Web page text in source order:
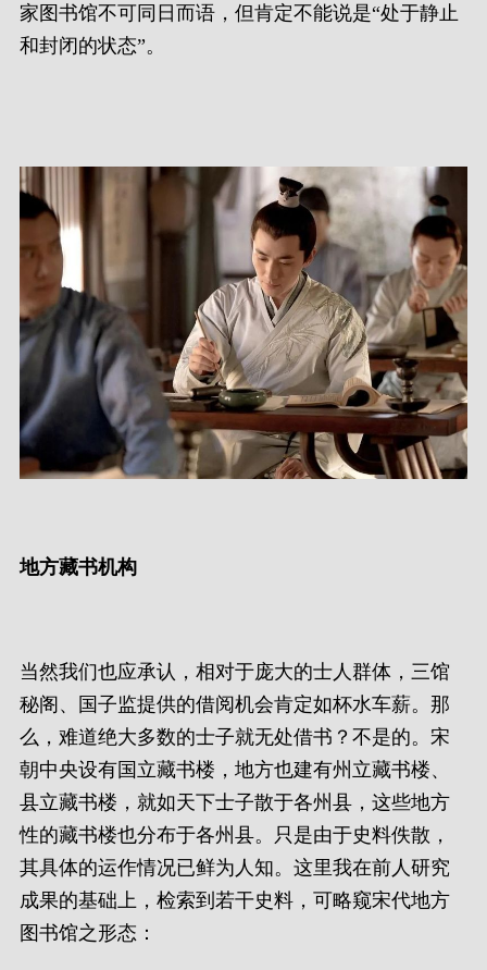
家图书馆不可同日而语，但肯定不能说是“处于静止
和封闭的状态”。
地方藏书机构
当然我们也应承认，相对于庞大的士人群体，三馆
秘阁、国子监提供的借阅机会肯定如杯水车薪。那
么，难道绝大多数的士子就无处借书？不是的。宋
朝中央设有国立藏书楼，地方也建有州立藏书楼、
县立藏书楼，就如天下士子散于各州县，这些地方
性的藏书楼也分布于各州县。只是由于史料佚散，
其具体的运作情况已鲜为人知。这里我在前人研究
成果的基础上，检索到若干史料，可略窥宋代地方
图书馆之形态：